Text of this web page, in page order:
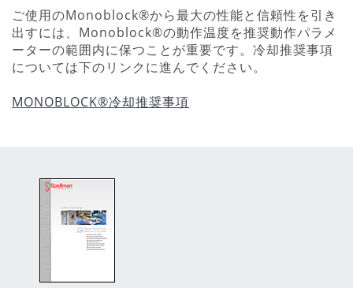
ご使用のMonoblock®から最大の性能と信頼性を引き
出すには、Monoblock®の動作温度を推奨動作パラメ
ーターの範囲内に保つことが重要です。冷却推奨事項
については下のリンクに進んでください。
MONOBLOCK®冷却推奨事項